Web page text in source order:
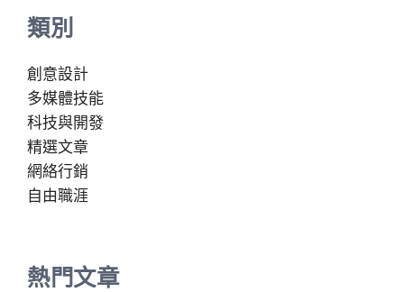
類別
創意設計
多媒體技能
科技與開發
精選文章
網絡行銷
自由職涯
熱門文章